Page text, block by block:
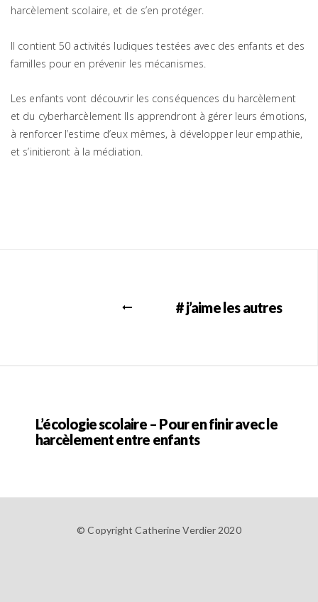
harcèlement scolaire, et de s’en protéger.
Il contient 50 activités ludiques testées avec des enfants et des
familles pour en prévenir les mécanismes.
Les enfants vont découvrir les conséquences du harcèlement
et du cyberharcèlement Ils apprendront à gérer leurs émotions,
à renforcer l’estime d’eux mêmes, à développer leur empathie,
et s’initieront à la médiation.
# j’aime les autres
L’écologie scolaire – Pour en finir avec le
harcèlement entre enfants
© Copyright Catherine Verdier 2020